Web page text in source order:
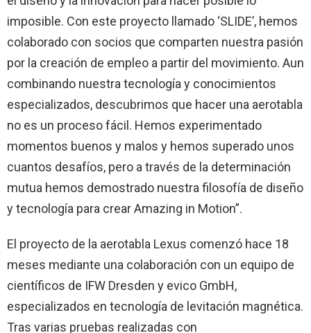
imposible. Con este proyecto llamado ‘SLIDE’, hemos
colaborado con socios que comparten nuestra pasión
por la creación de empleo a partir del movimiento. Aun
combinando nuestra tecnología y conocimientos
especializados, descubrimos que hacer una aerotabla
no es un proceso fácil. Hemos experimentado
momentos buenos y malos y hemos superado unos
cuantos desafíos, pero a través de la determinación
mutua hemos demostrado nuestra filosofía de diseño
y tecnología para crear Amazing in Motion”.
El proyecto de la aerotabla Lexus comenzó hace 18
meses mediante una colaboración con un equipo de
científicos de IFW Dresden y evico GmbH,
especializados en tecnología de levitación magnética.
Tras varias pruebas realizadas con